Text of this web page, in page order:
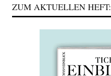
ZUM AKTUELLEN HEFT: